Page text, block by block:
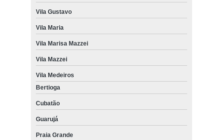
Vila Gustavo
Vila Maria
Vila Marisa Mazzei
Vila Mazzei
Vila Medeiros
Bertioga
Cubatão
Guarujá
Praia Grande